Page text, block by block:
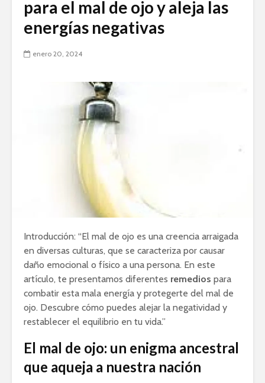
para el mal de ojo y aleja las
energías negativas
enero 20, 2024
Introducción: “El mal de ojo es una creencia arraigada
en diversas culturas, que se caracteriza por causar
daño emocional o físico a una persona. En este
artículo, te presentamos diferentes remedios para
combatir esta mala energía y protegerte del mal de
ojo. Descubre cómo puedes alejar la negatividad y
restablecer el equilibrio en tu vida.”
El mal de ojo: un enigma ancestral
que aqueja a nuestra nación